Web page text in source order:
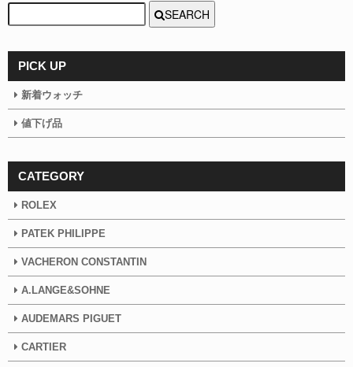
SEARCH
PICK UP
新着ウォッチ
値下げ品
CATEGORY
ROLEX
PATEK PHILIPPE
VACHERON CONSTANTIN
A.LANGE&SOHNE
AUDEMARS PIGUET
CARTIER